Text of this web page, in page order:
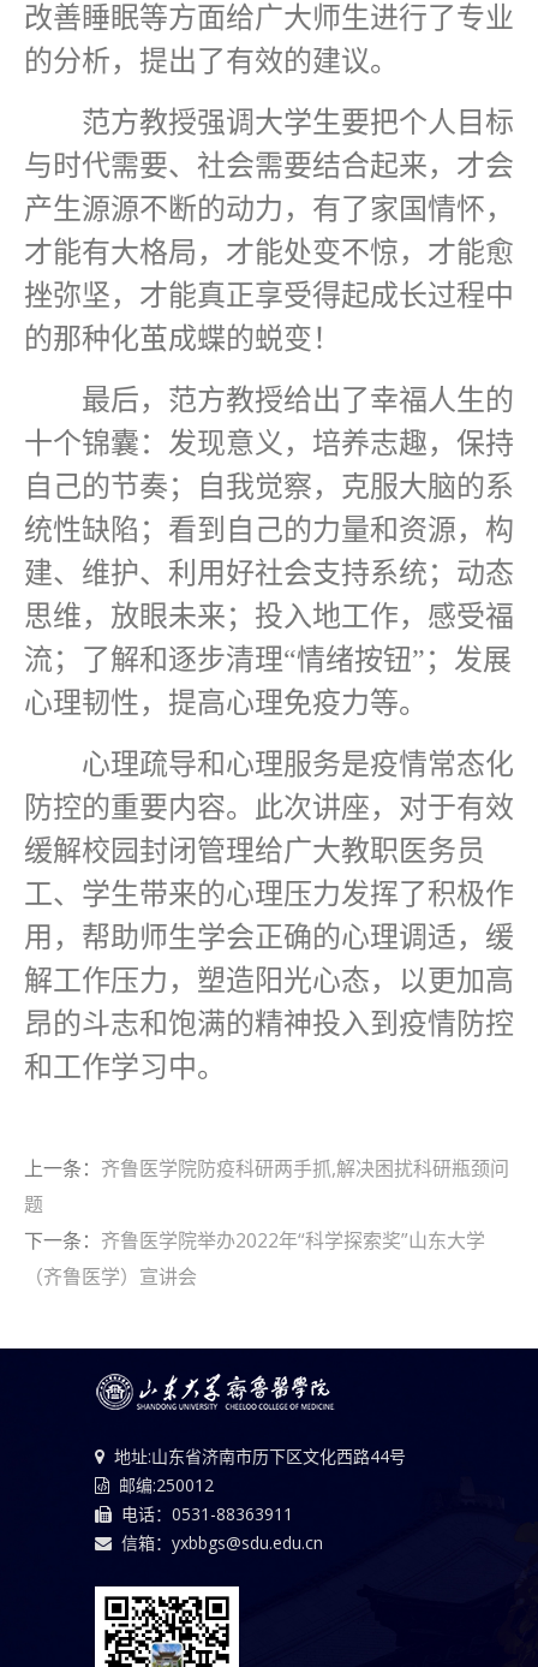
改善睡眠等方面给广大师生进行了专业
的分析，提出了有效的建议。
范方教授强调大学生要把个人目标
与时代需要、社会需要结合起来，才会
产生源源不断的动力，有了家国情怀，
才能有大格局，才能处变不惊，才能愈
挫弥坚，才能真正享受得起成长过程中
的那种化茧成蝶的蜕变！
最后，范方教授给出了幸福人生的
十个锦囊：发现意义，培养志趣，保持
自己的节奏；自我觉察，克服大脑的系
统性缺陷；看到自己的力量和资源，构
建、维护、利用好社会支持系统；动态
思维，放眼未来；投入地工作，感受福
流；了解和逐步清理“情绪按钮”；发展
心理韧性，提高心理免疫力等。
心理疏导和心理服务是疫情常态化
防控的重要内容。此次讲座，对于有效
缓解校园封闭管理给广大教职医务员
工、学生带来的心理压力发挥了积极作
用，帮助师生学会正确的心理调适，缓
解工作压力，塑造阳光心态，以更加高
昂的斗志和饱满的精神投入到疫情防控
和工作学习中。
上一条： 齐鲁医学院防疫科研两手抓,解决困扰科研瓶颈问
题
下一条： 齐鲁医学院举办2022年“科学探索奖”山东大学
（齐鲁医学）宣讲会
地址:山东省济南市历下区文化西路44号
邮编:250012
电话：0531-88363911
信箱：yxbbgs@sdu.edu.cn